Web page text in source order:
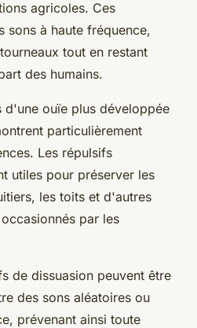
agricoles. Ces
sons à haute fréquence,
tout en restant
des humains.
d'une ouïe plus développée
particulièrement
Les répulsifs
utiles pour préserver les
les toits et d'autres
par les
de dissuasion peuvent être
des sons aléatoires ou
prévenant ainsi toute